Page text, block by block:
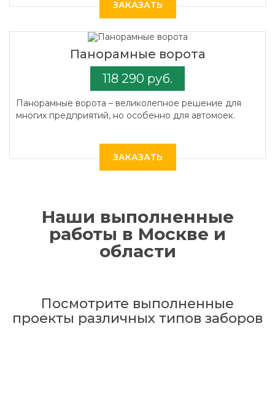
ЗАКАЗАТЬ
Панорамные ворота
118 290 руб.
Панорамные ворота – великолепное решение для
многих предприятий, но особенно для автомоек.
ЗАКАЗАТЬ
Наши выполненные
работы в Москве и
области
Посмотрите выполненные
проекты различных типов заборов